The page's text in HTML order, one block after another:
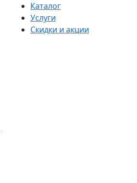
Каталог
Услуги
Скидки и акции